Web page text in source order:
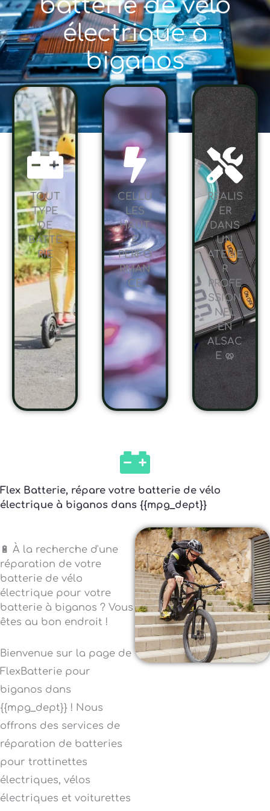
batterie de vélo
électrique à
biganos
TOUT
TYPE
DE
BATTE
RIE
CELLU
LES
HAUT
E
PERFO
RMAN
CE
RÉALIS
ER
DANS
UN
ATELIE
R
PROFE
SSION
NEL
EN
ALSAC
E 🥨
Flex Batterie, répare votre batterie de vélo
électrique à biganos dans {{mpg_dept}}
🔋 À la recherche d'une
réparation de votre
batterie de vélo
électrique pour votre
batterie à biganos ? Vous
êtes au bon endroit !
Bienvenue sur la page de
FlexBatterie pour
biganos dans
{{mpg_dept}} ! Nous
offrons des services de
réparation de batteries
pour trottinettes
électriques, vélos
électriques et voiturettes